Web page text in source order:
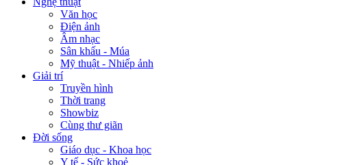
Văn học
Điện ảnh
Âm nhạc
Sân khấu - Múa
Mỹ thuật - Nhiếp ảnh
Giải trí
Truyền hình
Thời trang
Showbiz
Cùng thư giãn
Đời sống
Giáo dục - Khoa học
Y tế - Sức khoẻ